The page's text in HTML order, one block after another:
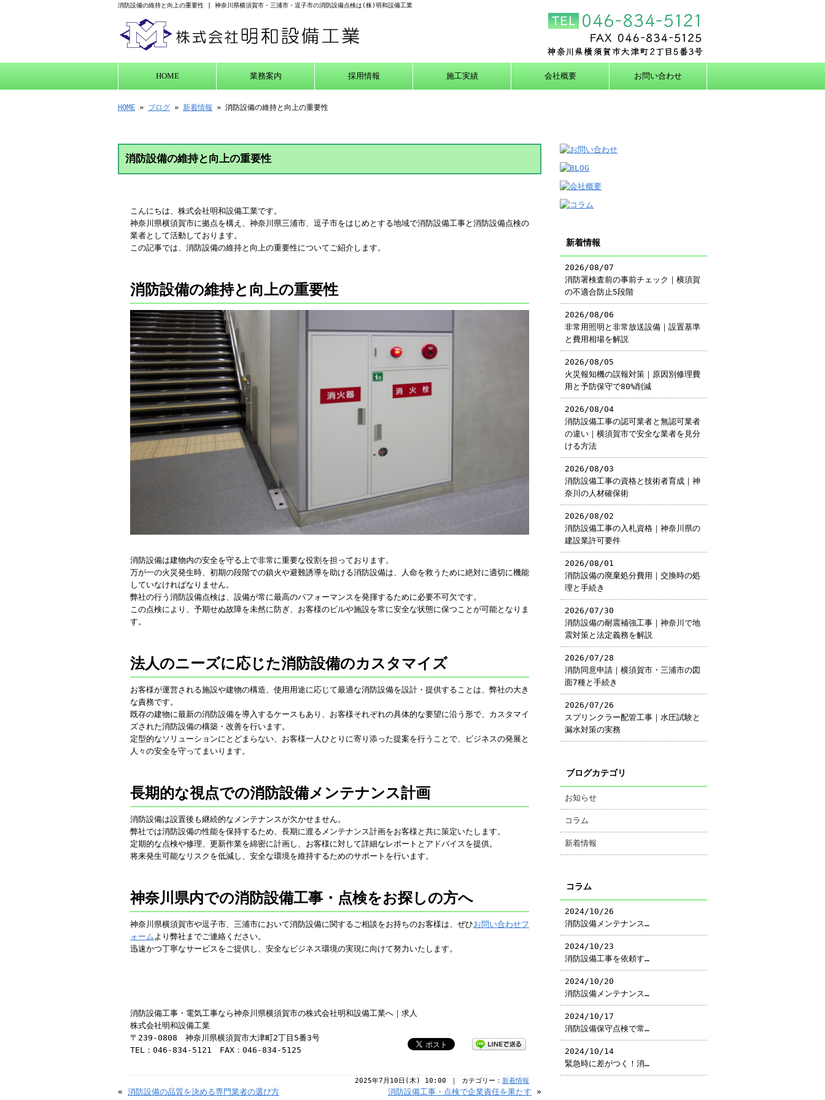
消防設備の維持と向上の重要性 | 神奈川県横須賀市・三浦市・逗子市の消防設備点検は(株)明和設備工業
HOME 業務案内 採用情報 施工実績 会社概要 お問い合わせ
HOME » ブログ » 新着情報 » 消防設備の維持と向上の重要性
消防設備の維持と向上の重要性
こんにちは、株式会社明和設備工業です。
神奈川県横須賀市に拠点を構え、神奈川県三浦市、逗子市をはじめとする地域で消防設備工事と消防設備点検の
業者として活動しております。
この記事では、消防設備の維持と向上の重要性についてご紹介します。
消防設備の維持と向上の重要性
消防設備は建物内の安全を守る上で非常に重要な役割を担っております。
万が一の火災発生時、初期の段階での鎮火や避難誘導を助ける消防設備は、人命を救うために絶対に適切に機能
していなければなりません。
弊社の行う消防設備点検は、設備が常に最高のパフォーマンスを発揮するために必要不可欠です。
この点検により、予期せぬ故障を未然に防ぎ、お客様のビルや施設を常に安全な状態に保つことが可能となりま
す。
法人のニーズに応じた消防設備のカスタマイズ
お客様が運営される施設や建物の構造、使用用途に応じて最適な消防設備を設計・提供することは、弊社の大き
な責務です。
既存の建物に最新の消防設備を導入するケースもあり、お客様それぞれの具体的な要望に沿う形で、カスタマイ
ズされた消防設備の構築・改善を行います。
定型的なソリューションにとどまらない、お客様一人ひとりに寄り添った提案を行うことで、ビジネスの発展と
人々の安全を守ってまいります。
長期的な視点での消防設備メンテナンス計画
消防設備は設置後も継続的なメンテナンスが欠かせません。
弊社では消防設備の性能を保持するため、長期に渡るメンテナンス計画をお客様と共に策定いたします。
定期的な点検や修理、更新作業を綿密に計画し、お客様に対して詳細なレポートとアドバイスを提供。
将来発生可能なリスクを低減し、安全な環境を維持するためのサポートを行います。
神奈川県内での消防設備工事・点検をお探しの方へ
神奈川県横須賀市や逗子市、三浦市において消防設備に関するご相談をお持ちのお客様は、ぜひお問い合わせフ
ォーム より弊社までご連絡ください。
迅速かつ丁寧なサービスをご提供し、安全なビジネス環境の実現に向けて努力いたします。
消防設備工事・電気工事なら神奈川県横須賀市の株式会社明和設備工業へ｜求人
株式会社明和設備工業
〒239-0808 神奈川県横須賀市大津町2丁目5番3号
TEL：046-834-5121 FAX：046-834-5125
2025年7月10日(木) 10:00 ｜ カテゴリー： 新着情報
« 消防設備の品質を決める専門業者の選び方 消防設備工事・点検で企業責任を果たす »
新着情報
2026/08/07
消防署検査前の事前チェック｜横須賀
の不適合防止5段階
2026/08/06
非常用照明と非常放送設備｜設置基準
と費用相場を解説
2026/08/05
火災報知機の誤報対策｜原因別修理費
用と予防保守で80%削減
2026/08/04
消防設備工事の認可業者と無認可業者
の違い｜横須賀市で安全な業者を見分
ける方法
2026/08/03
消防設備工事の資格と技術者育成｜神
奈川の人材確保術
2026/08/02
消防設備工事の入札資格｜神奈川県の
建設業許可要件
2026/08/01
消防設備の廃棄処分費用｜交換時の処
理と手続き
2026/07/30
消防設備の耐震補強工事｜神奈川で地
震対策と法定義務を解説
2026/07/28
消防同意申請｜横須賀市・三浦市の図
面7種と手続き
2026/07/26
スプリンクラー配管工事｜水圧試験と
漏水対策の実務
ブログカテゴリ
お知らせ
コラム
新着情報
コラム
2024/10/26
消防設備メンテナンス…
2024/10/23
消防設備工事を依頼す…
2024/10/20
消防設備メンテナンス…
2024/10/17
消防設備保守点検で常…
2024/10/14
緊急時に差がつく！消…